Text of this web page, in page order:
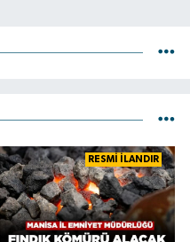
RESMİ İLANDIR